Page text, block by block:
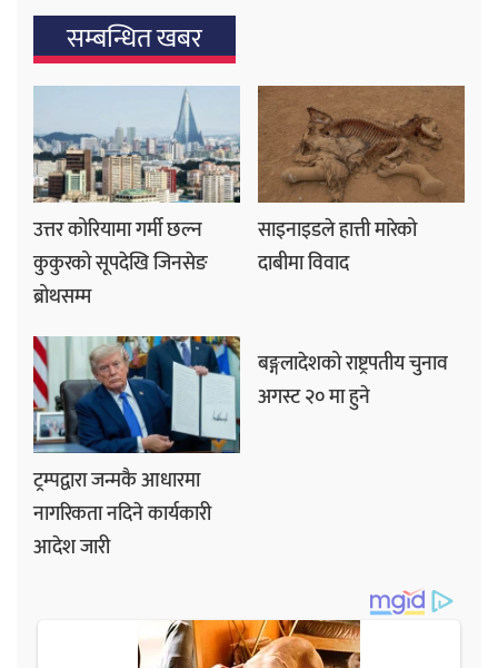
सम्बन्धित खबर
उत्तर कोरियामा गर्मी छल्न
कुकुरको सूपदेखि जिनसेङ
ब्रोथसम्म
साइनाइडले हात्ती मारेको
दाबीमा विवाद
ट्रम्पद्वारा जन्मकै आधारमा
नागरिकता नदिने कार्यकारी
आदेश जारी
बङ्गलादेशको राष्ट्रपतीय चुनाव
अगस्ट २० मा हुने